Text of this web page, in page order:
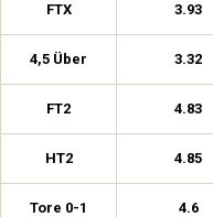
FTX 3.93
4,5 Über 3.32
FT2 4.83
HT2 4.85
Tore 0-1 4.6